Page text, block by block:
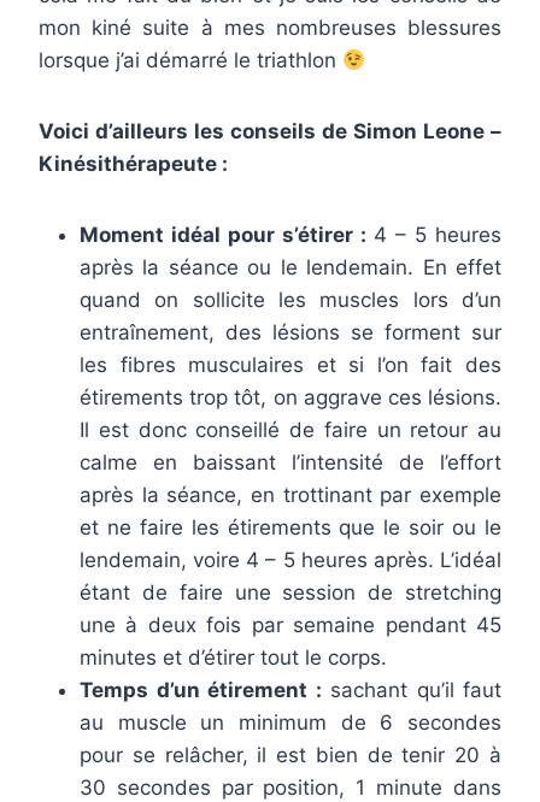
mon kiné suite à mes nombreuses blessures
lorsque j’ai démarré le triathlon
Voici d’ailleurs les conseils de Simon Leone –
Kinésithérapeute :
Moment idéal pour s’étirer : 4 – 5 heures
après la séance ou le lendemain. En effet
quand on sollicite les muscles lors d’un
entraînement, des lésions se forment sur
les fibres musculaires et si l’on fait des
étirements trop tôt, on aggrave ces lésions.
Il est donc conseillé de faire un retour au
calme en baissant l’intensité de l’effort
après la séance, en trottinant par exemple
et ne faire les étirements que le soir ou le
lendemain, voire 4 – 5 heures après. L’idéal
étant de faire une session de stretching
une à deux fois par semaine pendant 45
minutes et d’étirer tout le corps.
Temps d’un étirement : sachant qu’il faut
au muscle un minimum de 6 secondes
pour se relâcher, il est bien de tenir 20 à
30 secondes par position, 1 minute dans